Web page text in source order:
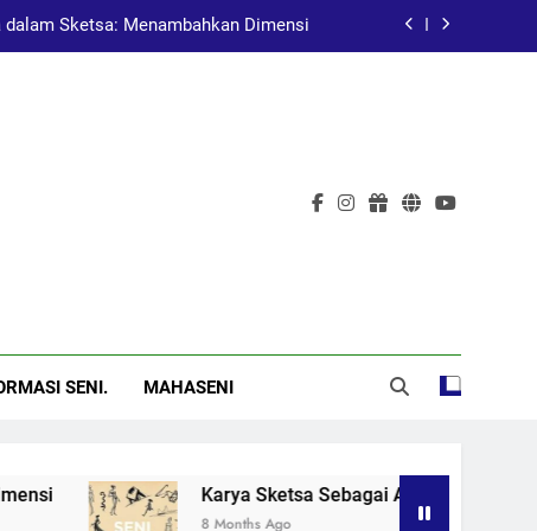
dalam Sketsa: Menambahkan Dimensi
Menggugah Kesadaran Melalui Karya
Sketsa: Menambahkan Dimensi
Pembelajaran dalam Pendidikan Seni
SENI. MAHASENI
Karya Sketsa Sebagai Alat Pembelajaran
8 Months Ago